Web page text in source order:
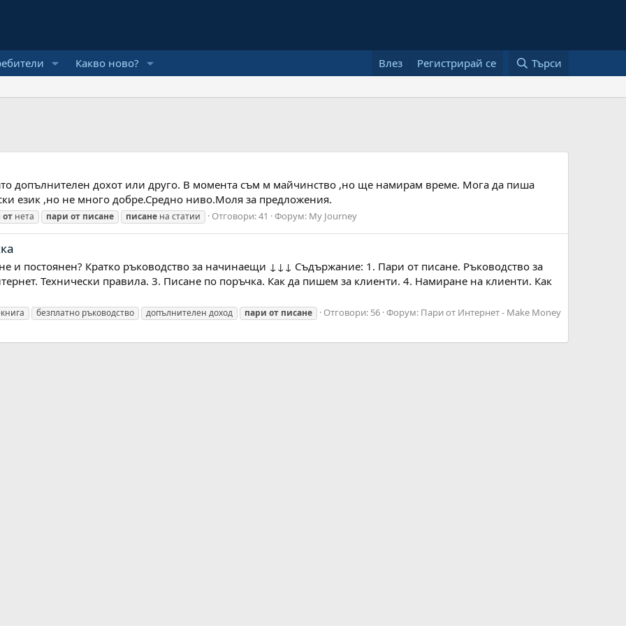
Какво ново? Влез Регистрирай се Търси
допълнителен дохот или друго. В момента съм м майчинство ,но ще намирам време. Мога да пиша
език ,но не много добре.Средно ниво.Моля за предложения.
от нета пари от писане писане на статии Отговори: 41 Форум: My Journey
и постоянен? Кратко ръководство за начинаещи ↓↓↓ Съдържание: 1. Пари от писане. Ръководство за
Технически правила. 3. Писане по поръчка. Как да пишем за клиенти. 4. Намиране на клиенти. Как
безплатно ръководство допълнителен доход пари от писане Отговори: 56 Форум: Пари от Интернет - Make Money